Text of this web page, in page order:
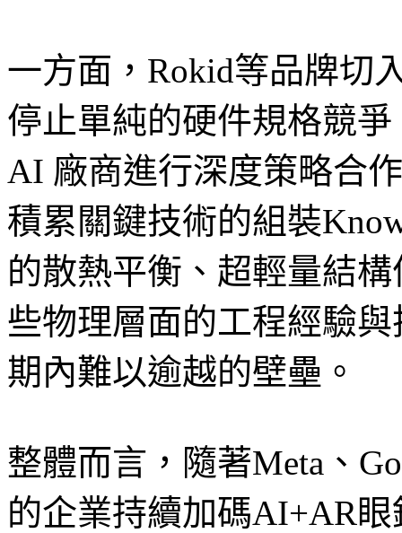
一方面，Rokid等品牌切
停止單純的硬件規格競
AI 廠商進行深度策略合
積累關鍵技術的組裝
的散熱平衡、超輕量結
些物理層面的工程經驗
期內難以逾越的壁壘。
整體而言，隨著Meta、
的企業持續加碼AI+AR